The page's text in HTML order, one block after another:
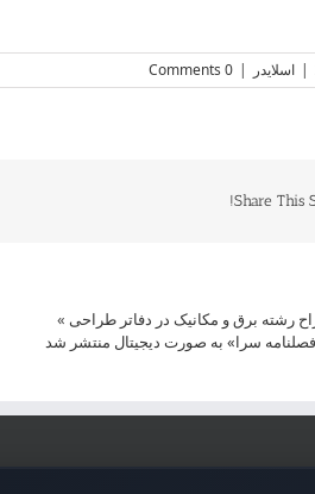
| اسلایدر |
0 Comments
Share This
»